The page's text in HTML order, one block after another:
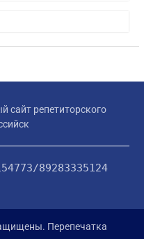
репетиторского
89283335124
Перепечатка